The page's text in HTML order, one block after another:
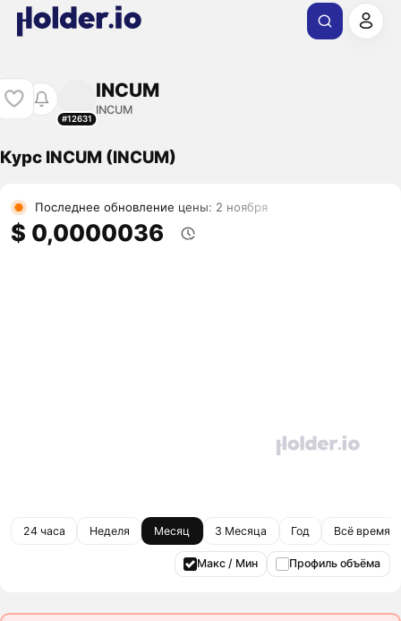
#12631
INCUM
INCUM
Курс INCUM (INCUM)
Последнее обновление цены: 2 ноября
$ 0,0000036
24 часа Неделя Месяц 3 Месяца Год Всё время
Макс / Мин Профиль объёма